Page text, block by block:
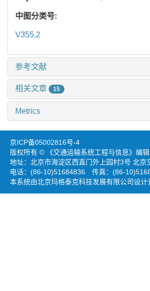
中图分类号:
V355.2
参考文献
相关文章 15
Metrics
京ICP备05002816号-4
版权所有 © 《交通运输系统工程与信息》编
地址：北京市海淀区西直门外上园村3号 北
电话：(86-10)51684836 传真：(86-
本系统由北京玛格泰克科技发展有限公司设计